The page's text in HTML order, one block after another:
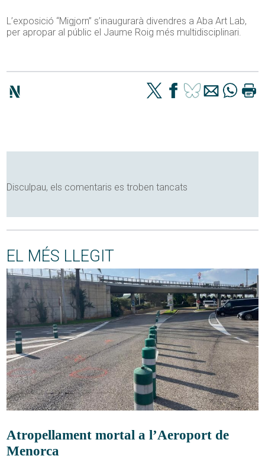
L’exposició “Migjorn” s’inaugurarà divendres a Aba Art Lab,
per apropar al públic el Jaume Roig més multidisciplinari.
Disculpau, els comentaris es troben tancats
EL MÉS LLEGIT
Atropellament mortal a l’Aeroport de
Menorca